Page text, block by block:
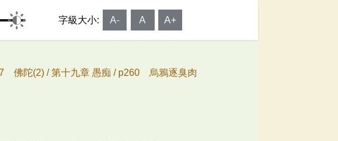
字級大小: A- A A+
7 佛陀(2) /第十九章 愚痴 / p260 烏鴉逐臭肉